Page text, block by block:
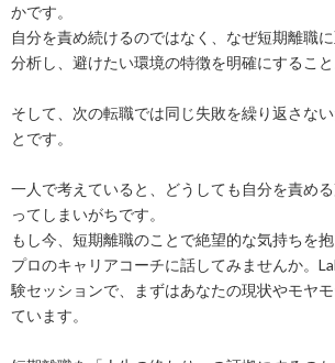
かです。
自分を責め続けるのではなく、なぜ短期離職
分析し、避けたい環境の特徴を明確にすること
そして、次の転職では同じ失敗を繰り返さな
とです。
一人で考えていると、どうしても自分を責め
ってしまいがちです。
もし今、短期離職のことで絶望的な気持ちを
プロのキャリアコーチに話してみませんか。
験セッションで、まずはあなたの現状やモヤ
ています。